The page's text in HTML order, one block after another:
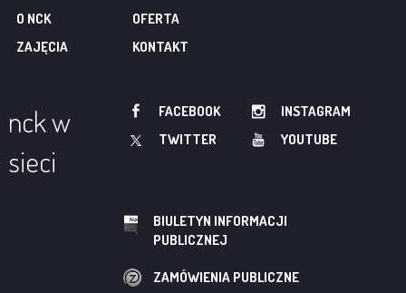
O NCK
OFERTA
ZAJĘCIA
KONTAKT
nck w
sieci
FACEBOOK
INSTAGRAM
TWITTER
YOUTUBE
BIULETYN INFORMACJI
PUBLICZNEJ
ZAMÓWIENIA PUBLICZNE